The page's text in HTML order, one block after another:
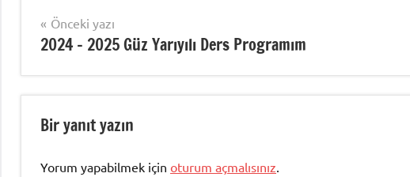
Yazı
gezinmesi
Önceki yazı
2024 – 2025 Güz Yarıyılı Ders Programım
Bir yanıt yazın
Yorum yapabilmek için oturum açmalısınız